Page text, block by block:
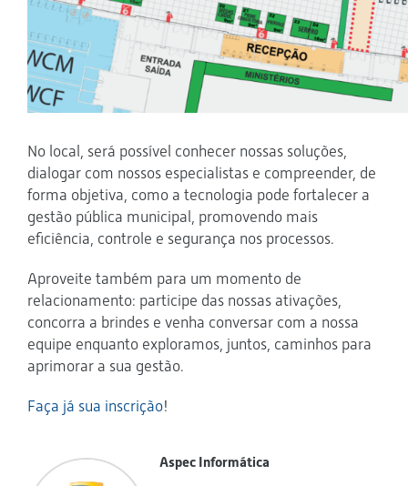
No local, será possível conhecer nossas soluções,
dialogar com nossos especialistas e compreender, de
forma objetiva, como a tecnologia pode fortalecer a
gestão pública municipal, promovendo mais
eficiência, controle e segurança nos processos.
Aproveite também para um momento de
relacionamento: participe das nossas ativações,
concorra a brindes e venha conversar com a nossa
equipe enquanto exploramos, juntos, caminhos para
aprimorar a sua gestão.
Faça já sua inscrição!
Aspec Informática